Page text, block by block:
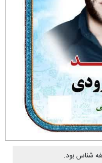
شناس بود.